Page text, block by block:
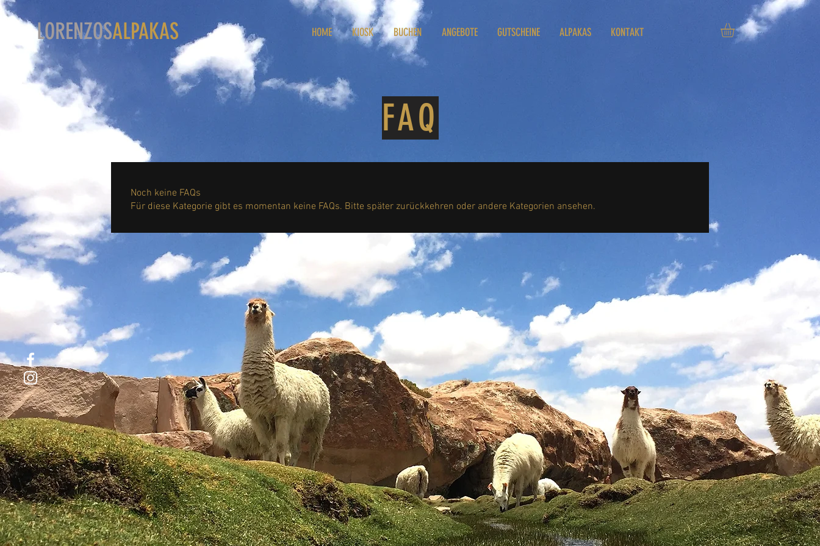
LORENZOSALPAKAS HOME KIOSK BUCHEN ANGEBOTE GUTSCHEINE ALPAKAS KONTAKT
FAQ
Noch keine FAQs
Für diese Kategorie gibt es momentan keine FAQs. Bitte später zurückkehren oder andere Kategorien ansehen.